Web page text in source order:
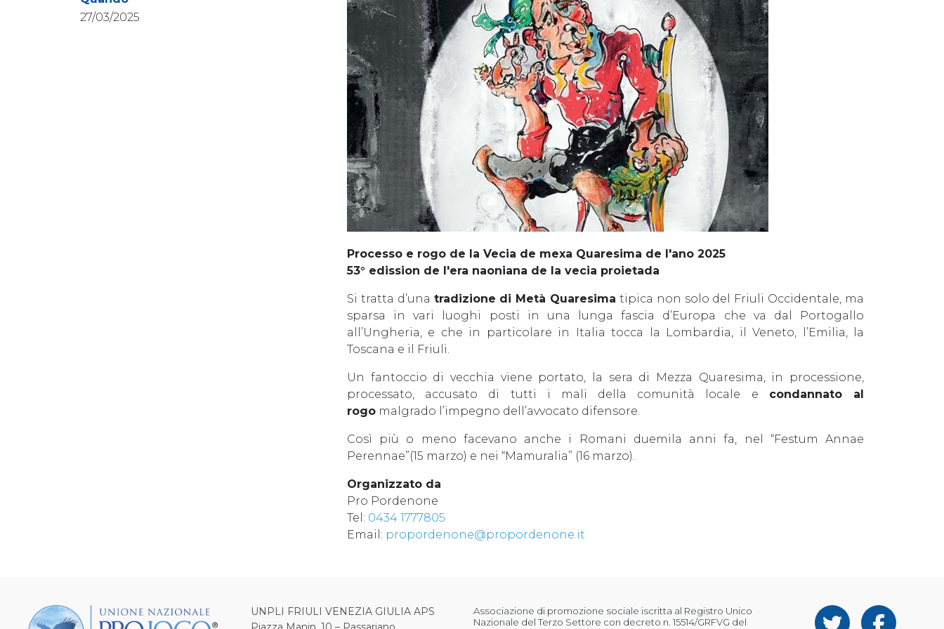
27/03/2025
Processo e rogo de la Vecia de mexa Quaresima de l'ano 2025
53° edission de l'era naoniana de la vecia proietada
Si tratta d’una tradizione di Metà Quaresima tipica non solo del Friuli Occidentale, ma
sparsa in vari luoghi posti in una lunga fascia d’Europa che va dal Portogallo
all’Ungheria, e che in particolare in Italia tocca la Lombardia, il Veneto, l’Emilia, la
Toscana e il Friuli.
Un fantoccio di vecchia viene portato, la sera di Mezza Quaresima, in processione,
processato, accusato di tutti i mali della comunità locale e condannato al
rogo malgrado l’impegno dell’avvocato difensore.
Così più o meno facevano anche i Romani duemila anni fa, nel “Festum Annae
Perennae”(15 marzo) e nei “Mamuralia” (16 marzo).
Organizzato da
Pro Pordenone
Tel: 0434 1777805
Email: propordenone@propordenone.it
UNPLI FRIULI VENEZIA GIULIA APS
Associazione di promozione sociale iscritta al Registro Unico
Nazionale del Terzo Settore con decreto n. 15514/GRFVG del